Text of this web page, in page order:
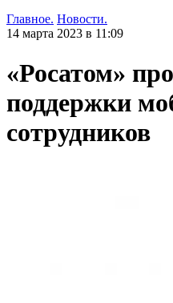
Главное. Новости.
14 марта 2023 в 11:09
«Росатом»
поддержки
сотрудников